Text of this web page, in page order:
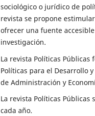
sociológico o jurídico de
revista se propone
ofrecer una fuente
investigación.
La revista Políticas
Políticas para el Desarrollo
de Administración y
La revista Políticas
cada año.